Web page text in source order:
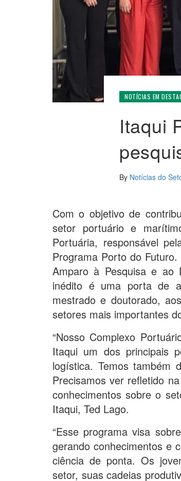
NOTÍCIAS EM
Itaqui
By Notícias do
Com o objetivo de
setor portuário e
Portuária, responsável
Programa Porto do
Amparo à Pesquisa e ao
inédito é uma porta de
mestrado e doutorado,
setores mais importantes
“Nosso Complexo
Itaqui um dos principais
logística. Temos também
Precisamos ver refletido
conhecimentos sobre o
Itaqui, Ted Lago.
“Esse programa visa
gerando conhecimentos e
ciência de ponta. Os
setor, suas cadeias